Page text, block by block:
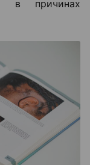
в причинах